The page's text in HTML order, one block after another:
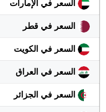
السعر في الإمارات
السعر في قطر
السعر في الكويت
السعر في العراق
السعر في الجزائر